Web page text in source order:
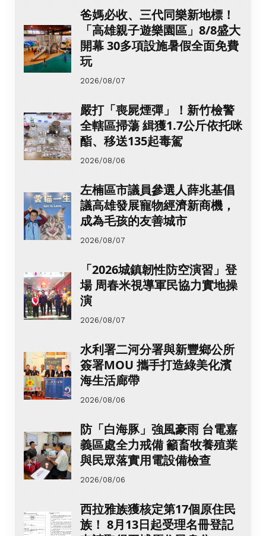
爸媽必收、三代同樂新地標！
「高雄親子遊樂園區」8/8盛大
開幕 30多項設施暑假全面免費
玩
2026/08/07
嚴打「喪屍煙彈」！新竹檢警
全轄區掃蕩 緝獲1.7公斤依托咪
酯、移送135起毒駕
2026/08/06
左楠區市議員參選人薛兆基倡
議高雄發展寵物經濟新商機，
成為毛孩的友善城市
2026/08/07
「2026城鎮韌性防空演習」登
場 周春米視導軍民協力實地操
演
2026/08/07
水利署二河分署與新豐鄉公所
簽署MOU 攜手打造綠美化濱
海生活廊帶
2026/08/06
防「白海豚」強風豪雨 台電嘉
義區處全力戒備 籲畜牧養殖業
與民眾落實用電設備檢查
2026/08/06
西拉雅族獲核定第17個原住民
族！ 8月13日起受理名冊登記